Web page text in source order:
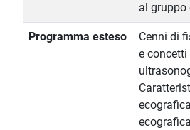
al gruppo
Programma esteso
Cenni di
e concetti